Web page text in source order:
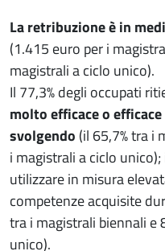
La retribuzione è in
(1.415 euro per i
magistrali a ciclo unico).
Il 77,3% degli occupati
molto efficace o
svolgendo (il 65,7% tra i
i magistrali a ciclo
utilizzare in misura
competenze acquisite
tra i magistrali biennali e
unico).